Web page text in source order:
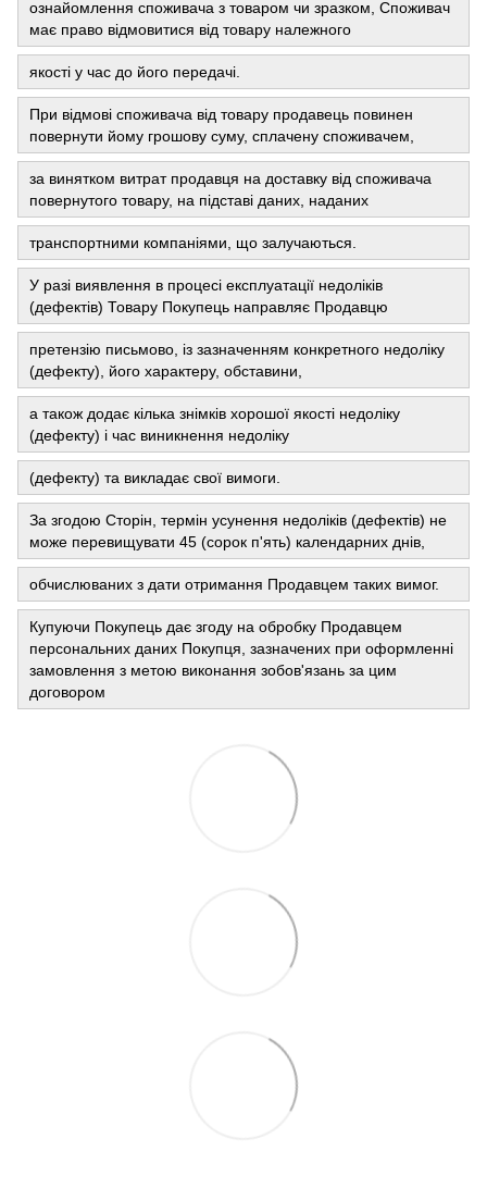
ознайомлення споживача з товаром чи зразком, Споживач
має право відмовитися від товару належного
якості у час до його передачі.
При відмові споживача від товару продавець повинен
повернути йому грошову суму, сплачену споживачем,
за винятком витрат продавця на доставку від споживача
повернутого товару, на підставі даних, наданих
транспортними компаніями, що залучаються.
У разі виявлення в процесі експлуатації недоліків
(дефектів) Товару Покупець направляє Продавцю
претензію письмово, із зазначенням конкретного недоліку
(дефекту), його характеру, обставини,
а також додає кілька знімків хорошої якості недоліку
(дефекту) і час виникнення недоліку
(дефекту) та викладає свої вимоги.
За згодою Сторін, термін усунення недоліків (дефектів) не
може перевищувати 45 (сорок п'ять) календарних днів,
обчислюваних з дати отримання Продавцем таких вимог.
Купуючи Покупець дає згоду на обробку Продавцем
персональних даних Покупця, зазначених при оформленні
замовлення з метою виконання зобов'язань за цим
договором